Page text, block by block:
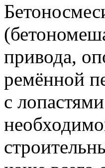
привода,
ремённой
с